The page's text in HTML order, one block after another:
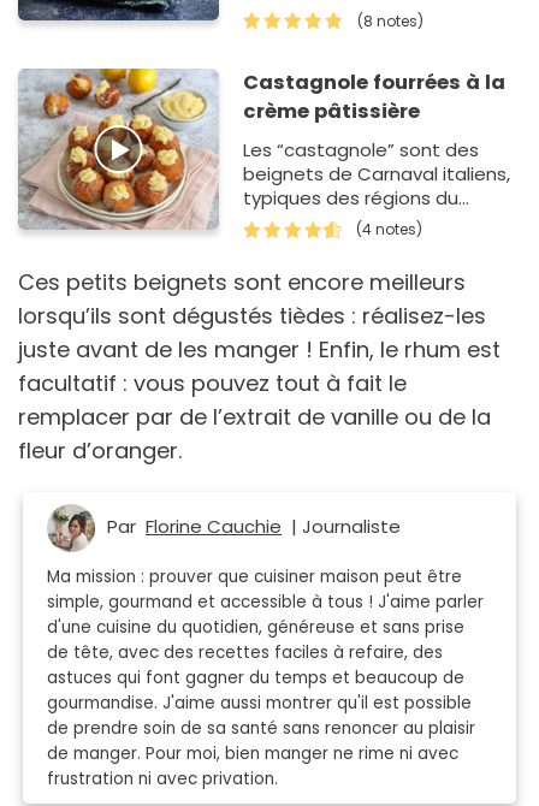
confiture au gré de nos envies.
Mais notre préféré r…
(8 notes)
Castagnole fourrées à la
crème pâtissière
Les “castagnole” sont des
beignets de Carnaval italiens,
typiques des régions du
centre d’Italie. Il s'agit de
boulettes de pâte &agr…
(4 notes)
Ces petits beignets sont encore meilleurs
lorsqu’ils sont dégustés tièdes : réalisez-les
juste avant de les manger ! Enfin, le rhum est
facultatif : vous pouvez tout à fait le
remplacer par de l’extrait de vanille ou de la
fleur d’oranger.
Par Florine Cauchie | Journaliste
Ma mission : prouver que cuisiner maison peut être
simple, gourmand et accessible à tous ! J'aime parler
d'une cuisine du quotidien, généreuse et sans prise
de tête, avec des recettes faciles à refaire, des
astuces qui font gagner du temps et beaucoup de
gourmandise. J'aime aussi montrer qu'il est possible
de prendre soin de sa santé sans renoncer au plaisir
de manger. Pour moi, bien manger ne rime ni avec
frustration ni avec privation.